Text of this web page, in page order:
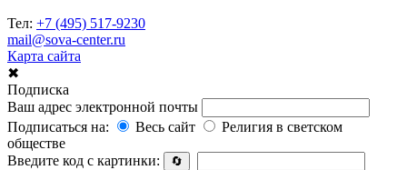
Тел: +7 (495) 517-9230
mail@sova-center.ru
Карта сайта
✖
Подписка
Ваш адрес электронной почты
Подписаться на:
Весь сайт
Религия в светском
обществе
Введите код с картинки:
🔄